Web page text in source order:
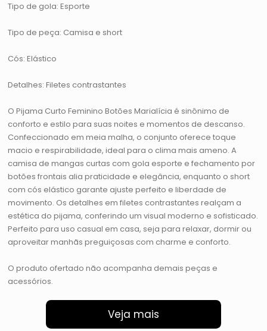
Tipo de gola: Esporte
Tipo de peça: Camisa e short
Cós: Elástico
Detalhes: Filetes contrastantes
O Pijama Curto Feminino Botões Marialícia é sinônimo de
conforto e estilo para suas noites e momentos de descanso.
Confeccionado em meia malha, o conjunto oferece toque
macio e respirabilidade, ideal para o clima mais ameno. A
camisa de mangas curtas com gola esporte e fechamento por
botões frontais alia praticidade e elegância, enquanto o short
com cós elástico garante ajuste perfeito e liberdade de
movimento. Os detalhes em filetes contrastantes realçam a
estética do pijama, conferindo um visual moderno e sofisticado.
Perfeito para uso casual em casa, seja para relaxar, dormir ou
aproveitar manhãs preguiçosas com charme e conforto.
O produto ofertado não acompanha demais peças e
acessórios.
Veja mais